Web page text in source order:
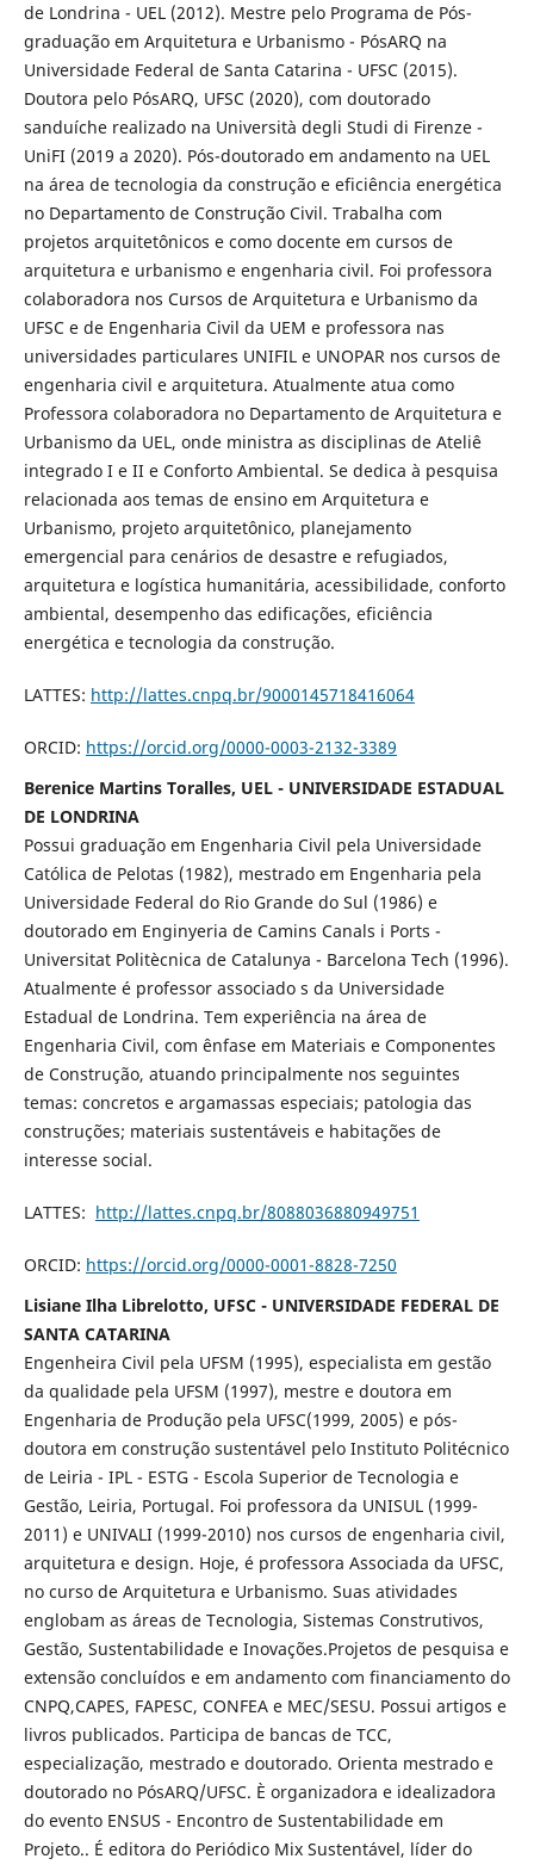
de Londrina - UEL (2012). Mestre pelo Programa de Pós-
graduação em Arquitetura e Urbanismo - PósARQ na
Universidade Federal de Santa Catarina - UFSC (2015).
Doutora pelo PósARQ, UFSC (2020), com doutorado
sanduíche realizado na Università degli Studi di Firenze -
UniFI (2019 a 2020). Pós-doutorado em andamento na UEL
na área de tecnologia da construção e eficiência energética
no Departamento de Construção Civil. Trabalha com
projetos arquitetônicos e como docente em cursos de
arquitetura e urbanismo e engenharia civil. Foi professora
colaboradora nos Cursos de Arquitetura e Urbanismo da
UFSC e de Engenharia Civil da UEM e professora nas
universidades particulares UNIFIL e UNOPAR nos cursos de
engenharia civil e arquitetura. Atualmente atua como
Professora colaboradora no Departamento de Arquitetura e
Urbanismo da UEL, onde ministra as disciplinas de Ateliê
integrado I e II e Conforto Ambiental. Se dedica à pesquisa
relacionada aos temas de ensino em Arquitetura e
Urbanismo, projeto arquitetônico, planejamento
emergencial para cenários de desastre e refugiados,
arquitetura e logística humanitária, acessibilidade, conforto
ambiental, desempenho das edificações, eficiência
energética e tecnologia da construção.
LATTES: http://lattes.cnpq.br/9000145718416064
ORCID: https://orcid.org/0000-0003-2132-3389
Berenice Martins Toralles, UEL - UNIVERSIDADE ESTADUAL
DE LONDRINA
Possui graduação em Engenharia Civil pela Universidade
Católica de Pelotas (1982), mestrado em Engenharia pela
Universidade Federal do Rio Grande do Sul (1986) e
doutorado em Enginyeria de Camins Canals i Ports -
Universitat Politècnica de Catalunya - Barcelona Tech (1996).
Atualmente é professor associado s da Universidade
Estadual de Londrina. Tem experiência na área de
Engenharia Civil, com ênfase em Materiais e Componentes
de Construção, atuando principalmente nos seguintes
temas: concretos e argamassas especiais; patologia das
construções; materiais sustentáveis e habitações de
interesse social.
LATTES: http://lattes.cnpq.br/8088036880949751
ORCID: https://orcid.org/0000-0001-8828-7250
Lisiane Ilha Librelotto, UFSC - UNIVERSIDADE FEDERAL DE
SANTA CATARINA
Engenheira Civil pela UFSM (1995), especialista em gestão
da qualidade pela UFSM (1997), mestre e doutora em
Engenharia de Produção pela UFSC(1999, 2005) e pós-
doutora em construção sustentável pelo Instituto Politécnico
de Leiria - IPL - ESTG - Escola Superior de Tecnologia e
Gestão, Leiria, Portugal. Foi professora da UNISUL (1999-
2011) e UNIVALI (1999-2010) nos cursos de engenharia civil,
arquitetura e design. Hoje, é professora Associada da UFSC,
no curso de Arquitetura e Urbanismo. Suas atividades
englobam as áreas de Tecnologia, Sistemas Construtivos,
Gestão, Sustentabilidade e Inovações.Projetos de pesquisa e
extensão concluídos e em andamento com financiamento do
CNPQ,CAPES, FAPESC, CONFEA e MEC/SESU. Possui artigos e
livros publicados. Participa de bancas de TCC,
especialização, mestrado e doutorado. Orienta mestrado e
doutorado no PósARQ/UFSC. È organizadora e idealizadora
do evento ENSUS - Encontro de Sustentabilidade em
Projeto.. É editora do Periódico Mix Sustentável, líder do